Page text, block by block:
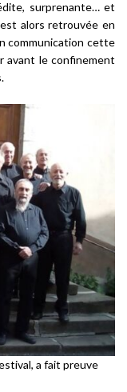
surprenante… et
alors retrouvée en
communication cette
avant le confinement
a fait preuve